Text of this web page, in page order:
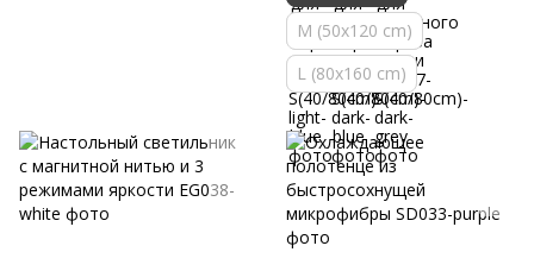
M (50x120 cm)
L (80x160 cm)